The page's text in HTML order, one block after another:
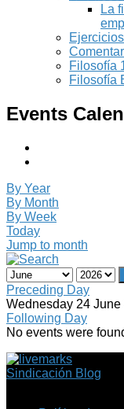
La
Filosofía
Filosofía
Events
By Year
By Month
By Week
Today
Jump to month
Preceding Day
Wednesday 24 June
Following Day
No events were
Sindicación Blog